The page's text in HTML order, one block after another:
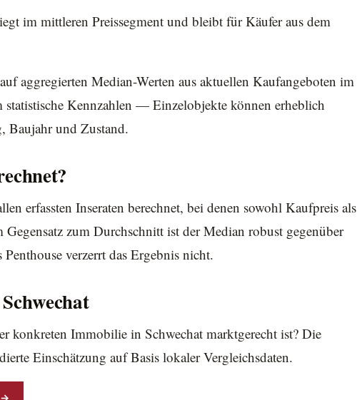
im mittleren Preissegment und bleibt für Käufer aus dem
aggregierten Median-Werten aus aktuellen Kaufangeboten im
statistische Kennzahlen — Einzelobjekte können erheblich
Baujahr und Zustand.
erfassten Inseraten berechnet, bei denen sowohl Kaufpreis als
zum Durchschnitt ist der Median robust gegenüber
verzerrt das Ergebnis nicht.
konkreten Immobilie in Schwechat marktgerecht ist? Die
Einschätzung auf Basis lokaler Vergleichsdaten.
→